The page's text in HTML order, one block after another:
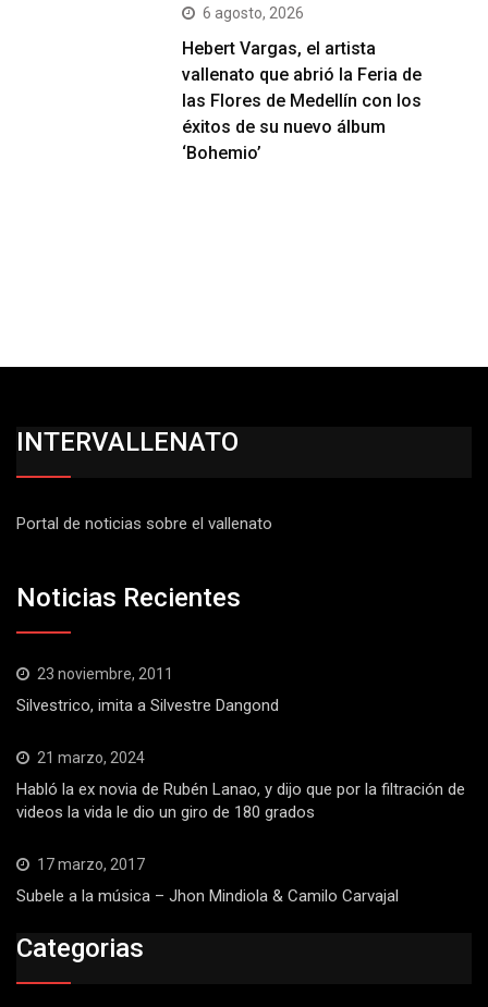
6 agosto, 2026
Hebert Vargas, el artista
vallenato que abrió la Feria de
las Flores de Medellín con los
éxitos de su nuevo álbum
‘Bohemio’
INTERVALLENATO
Portal de noticias sobre el vallenato
Noticias Recientes
23 noviembre, 2011
Silvestrico, imita a Silvestre Dangond
21 marzo, 2024
Habló la ex novia de Rubén Lanao, y dijo que por la filtración de
videos la vida le dio un giro de 180 grados
17 marzo, 2017
Subele a la música – Jhon Mindiola & Camilo Carvajal
Categorias